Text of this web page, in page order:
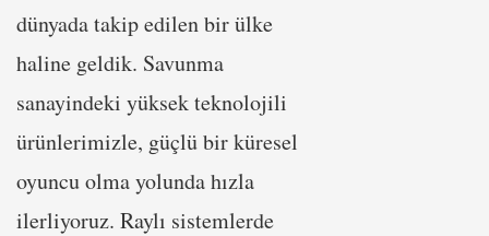
dünyada takip edilen bir ülke
haline geldik. Savunma
sanayindeki yüksek teknolojili
ürünlerimizle, güçlü bir küresel
oyuncu olma yolunda hızla
ilerliyoruz. Raylı sistemlerde